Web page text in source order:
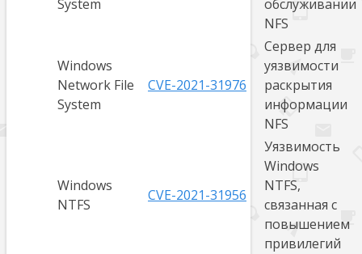
System
обслуживании
NFS
Windows
Network File
System
CVE-2021-31976
Сервер для
уязвимости
раскрытия
информации
NFS
Windows
NTFS
CVE-2021-31956
Уязвимость
Windows
NTFS,
связанная с
повышением
привилегий